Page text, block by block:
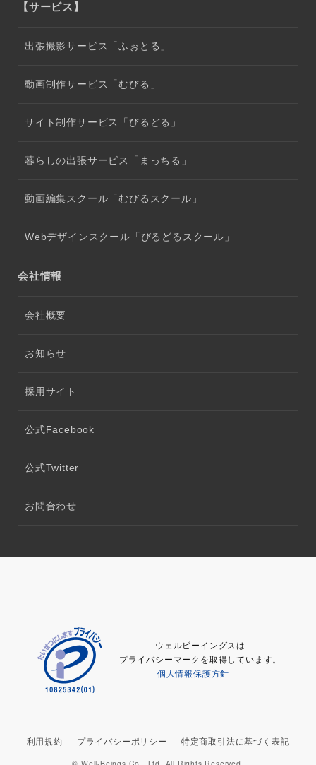
【サービス】
出張撮影サービス「ふぉとる」
動画制作サービス「むびる」
サイト制作サービス「びるどる」
暮らしの出張サービス「まっちる」
動画編集スクール「むびるスクール」
Webデザインスクール「びるどるスクール」
会社情報
会社概要
お知らせ
採用サイト
公式Facebook
公式Twitter
お問合わせ
ウェルビーイングスは
プライバシーマークを取得しています。
個人情報保護方針
利用規約 プライバシーポリシー 特定商取引法に基づく表記